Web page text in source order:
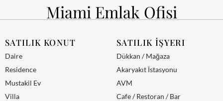
Miami Emlak Ofisi
SATILIK KONUT
Daire
Residence
Mustakil Ev
Villa
SATILIK İŞYERI
Dükkan / Mağaza
Akaryakıt İstasyonu
AVM
Cafe / Restoran / Bar